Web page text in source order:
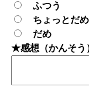
ふつう
ちょっとだめ
だめ
★感想（かんそう